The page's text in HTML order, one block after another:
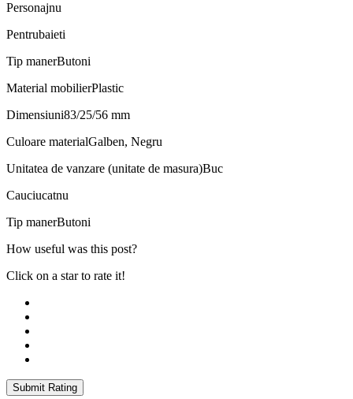
Personajnu
Pentrubaieti
Tip manerButoni
Material mobilierPlastic
Dimensiuni83/25/56 mm
Culoare materialGalben, Negru
Unitatea de vanzare (unitate de masura)Buc
Cauciucatnu
Tip manerButoni
How useful was this post?
Click on a star to rate it!
Submit Rating